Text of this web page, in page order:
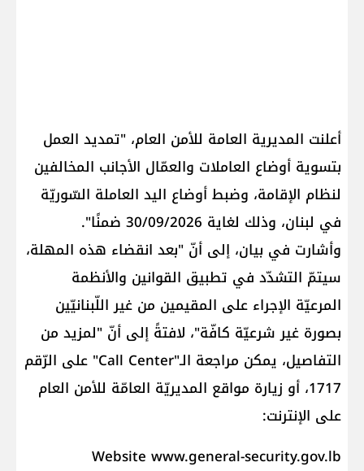
أعلنت ​المديرية العامة للأمن العام​، "تمديد العمل
بتسوية أوضاع العاملات والعمّال الأجانب المخالفين
لنظام الإقامة، وضبط أوضاع اليد العاملة السّوريّة
في لبنان، وذلك لغاية 30/09/2026 ضمنًا".
وأشارت في بيان، إلى أنّ "بعد انقضاء هذه المهلة،
سيتمّ التشدّد في تطبيق القوانين والأنظمة
المرعيّة الإجراء على المقيمين من غير اللّبنانيّين
بصورة غير شرعيّة كافّة"، لافتةً إلى أنّ "لمزيد من
التفاصيل، يمكن مراجعة الـ"Call Center" على الرّقم
1717، أو زيارة مواقع المديريّة العامّة للأمن العام
على الإنترنت:
Website www.general-security.gov.lb